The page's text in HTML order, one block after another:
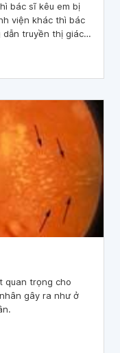
bác sĩ kêu em bị
viện khác thì bác
truyền thị giác ở
nhãn cầu ở giao
quan trọng cho
gây ra như ở